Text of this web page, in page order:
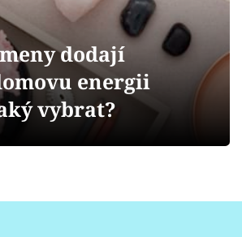
dodají
energii
vybrat?